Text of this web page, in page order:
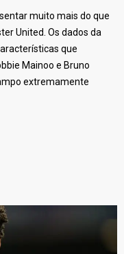
muito mais do que
United. Os dados da
que
Mainoo e Bruno
extremamente